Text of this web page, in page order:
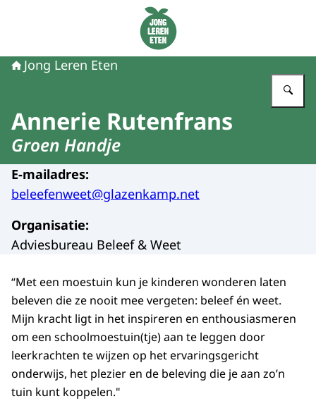
Naar de homepage van Jong Leren Eten
Jong Leren Eten
Annerie Rutenfrans
Groen Handje
E-mailadres:
beleefenweet@glazenkamp.net
Organisatie:
Adviesbureau Beleef & Weet
“Met een moestuin kun je kinderen wonderen laten
beleven die ze nooit mee vergeten: beleef én weet.
Mijn kracht ligt in het inspireren en enthousiasmeren
om een schoolmoestuin(tje) aan te leggen door
leerkrachten te wijzen op het ervaringsgericht
onderwijs, het plezier en de beleving die je aan zo’n
tuin kunt koppelen."